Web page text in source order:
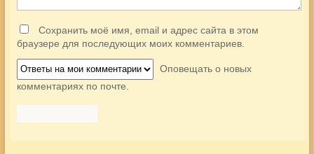
Сохранить моё имя, email и адрес сайта в этом
браузере для последующих моих комментариев.
Оповещать о новых
комментариях по почте.